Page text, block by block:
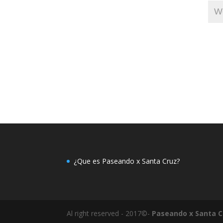
¿Que es Paseando x Santa Cruz?
Al right reserved - 2017©- Paseando x Santa